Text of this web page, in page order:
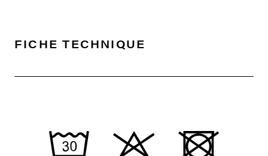
FICHE TECHNIQUE